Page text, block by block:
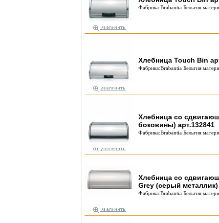
Фабрика:Brabantia Бельгия
Хлебница Touch Bin
Фабрика:Brabantia Бельгия
Хлебница со
боковины) арт.132841
Фабрика:Brabantia Бельгия
Хлебница со
Grey (серый металлик)
Фабрика:Brabantia Бельгия